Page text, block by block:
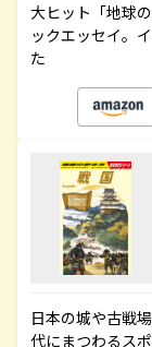
大ヒット「地球
ックエッセイ。
た
日本の城や古戦
代にまつわるス